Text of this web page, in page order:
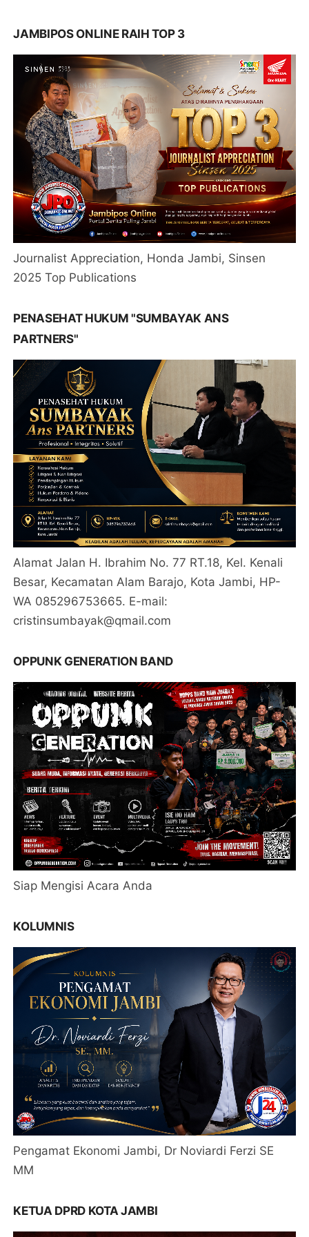
JAMBIPOS ONLINE RAIH TOP 3
Journalist Appreciation, Honda Jambi, Sinsen
2025 Top Publications
PENASEHAT HUKUM "SUMBAYAK ANS
PARTNERS"
Alamat Jalan H. Ibrahim No. 77 RT.18, Kel. Kenali
Besar, Kecamatan Alam Barajo, Kota Jambi, HP-
WA 085296753665. E-mail:
cristinsumbayak@qmail.com
OPPUNK GENERATION BAND
Siap Mengisi Acara Anda
KOLUMNIS
Pengamat Ekonomi Jambi, Dr Noviardi Ferzi SE
MM
KETUA DPRD KOTA JAMBI